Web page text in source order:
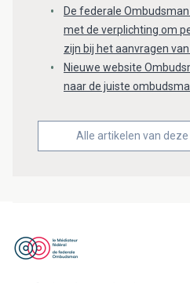
De federale
met de verplichting om
zijn bij het aanvragen
Nieuwe website
naar de juiste
Alle artikelen van deze